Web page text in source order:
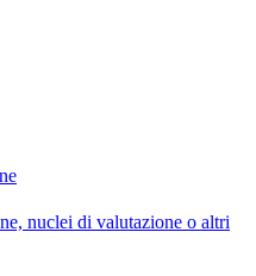
nuclei di valutazione o altri